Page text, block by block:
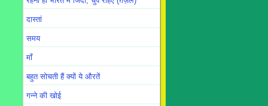
दास्तां
समय
माँ
बहुत सोचती हैं क्यों ये औरतें
गन्ने की खोई